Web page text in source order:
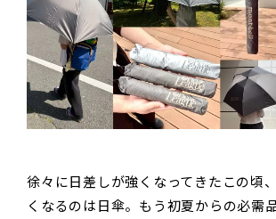
徐々に日差しが強くなってきたこの頃
くなるのは日傘。もう初夏からの必需